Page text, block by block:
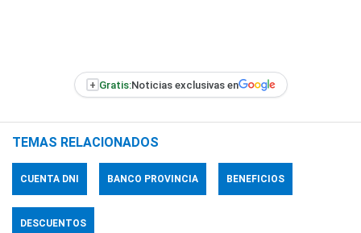
+ Gratis:Noticias exclusivas en
TEMAS RELACIONADOS
CUENTA DNI BANCO PROVINCIA BENEFICIOS
DESCUENTOS